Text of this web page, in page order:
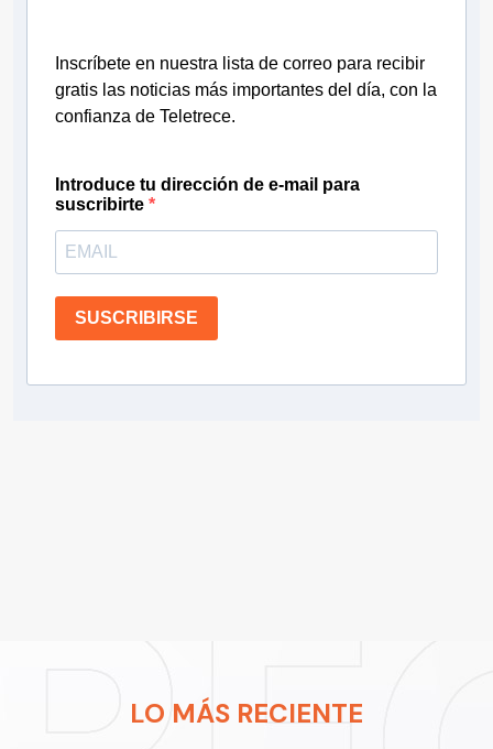
Inscríbete en nuestra lista de correo para recibir
gratis las noticias más importantes del día, con la
confianza de Teletrece.
Introduce tu dirección de e-mail para
suscribirte
SUSCRIBIRSE
LO MÁS RECIENTE